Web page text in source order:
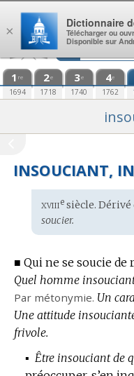
Aller au contenu
1 re
1694
2e
1718
3e
1740
4e
1762
INSOUCIANT,
Étymologie
:
xviiiesiècle.
soucier.
■ Qui ne se soucie de
Quel homme
Par métonymie. Un
Une attitude
frivole.
▪ Être insouciant de
×
Dictionnaire
Télécharger ou
Disponible sur